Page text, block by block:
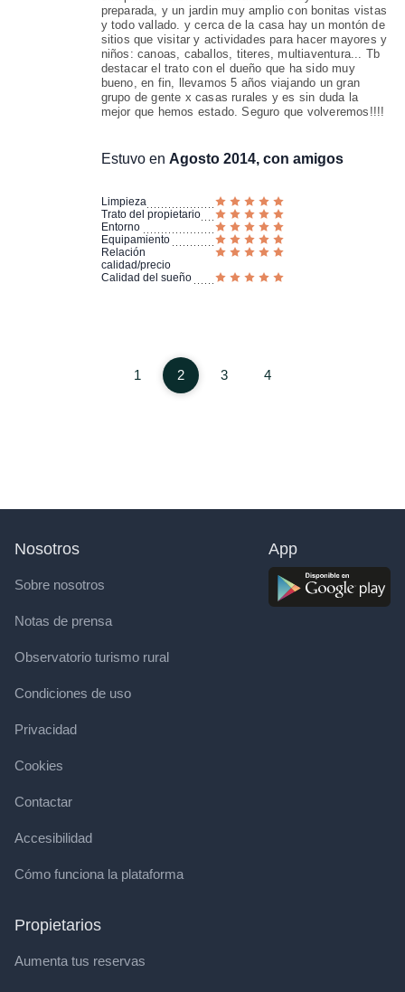
preparada, y un jardin muy amplio con bonitas vistas
y todo vallado. y cerca de la casa hay un montón de
sitios que visitar y actividades para hacer mayores y
niños: canoas, caballos, titeres, multiaventura... Tb
destacar el trato con el dueño que ha sido muy
bueno, en fin, llevamos 5 años viajando un gran
grupo de gente x casas rurales y es sin duda la
mejor que hemos estado. Seguro que volveremos!!!!
Estuvo en Agosto 2014, con amigos
Limpieza
Trato del propietario
Entorno
Equipamiento
Relación
calidad/precio
Calidad del sueño
1 2 3 4
Nosotros
Sobre nosotros
Notas de prensa
Observatorio turismo rural
Condiciones de uso
Privacidad
Cookies
Contactar
Accesibilidad
Cómo funciona la plataforma
Propietarios
Aumenta tus reservas
App